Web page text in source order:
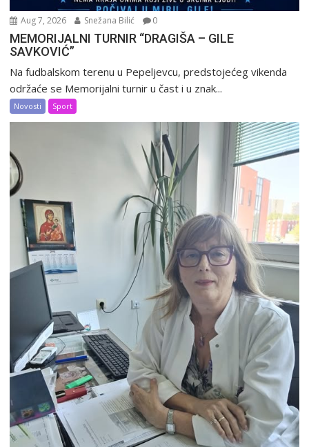
Aug 7, 2026 Snežana Bilić 0
MEMORIJALNI TURNIR “DRAGIŠA – GILE
SAVKOVIĆ”
Na fudbalskom terenu u Pepeljevcu, predstojećeg vikenda
održaće se Memorijalni turnir u čast i u znak...
Novosti Sport